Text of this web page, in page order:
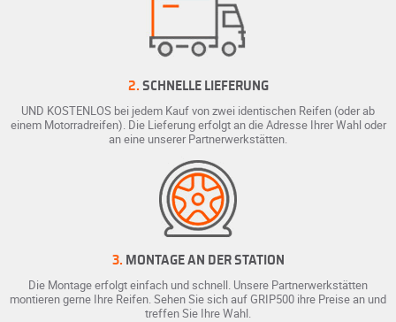
2. SCHNELLE LIEFERUNG
UND KOSTENLOS bei jedem Kauf von zwei identischen Reifen (oder ab
einem Motorradreifen). Die Lieferung erfolgt an die Adresse Ihrer Wahl oder
an eine unserer Partnerwerkstätten.
3. MONTAGE AN DER STATION
Die Montage erfolgt einfach und schnell. Unsere Partnerwerkstätten
montieren gerne Ihre Reifen. Sehen Sie sich auf GRIP500 ihre Preise an und
treffen Sie Ihre Wahl.